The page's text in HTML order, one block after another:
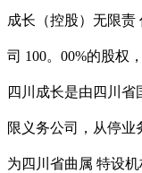
成长（控股）无限责
司 100。00%的股权
四川成长是由四川省
限义务公司，从停
为四川省曲属 特设